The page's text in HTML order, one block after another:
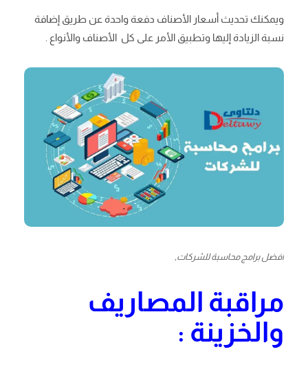
ويمكنك تحديث أسعار الأصناف دفعة واحدة عن طريق إضافة
نسبة الزيادة إليها وتطبيق الأمر على كل الأصناف والأنواع .
افضل برامج محاسبة للشركات,
مراقبة المصاريف
والخزينة :